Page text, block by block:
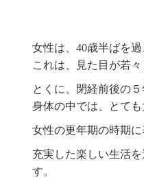
女性は、40歳半ばを
これは、見た目が若
とくに、閉経前後の
身体の中では、とても
女性の更年期の時期
充実した楽しい生活
す。